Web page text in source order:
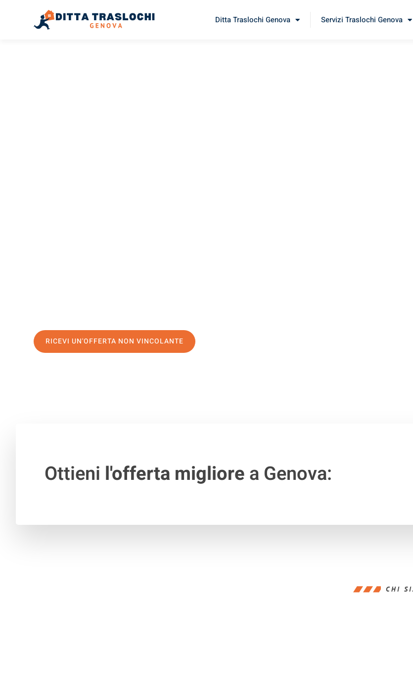
Ditta Traslochi Genova Servizi Traslochi Genova
RICEVI UN'OFFERTA NON VINCOLANTE
Ottieni l'offerta migliorea Genova:
CHI